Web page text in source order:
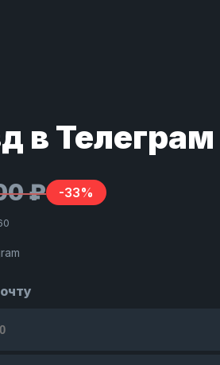
в Телеграм
₽ -33%